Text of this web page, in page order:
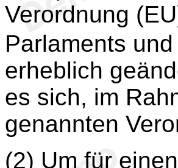
Verordnung
Parlaments
erheblich
es sich, im
genannten
(2) Um für